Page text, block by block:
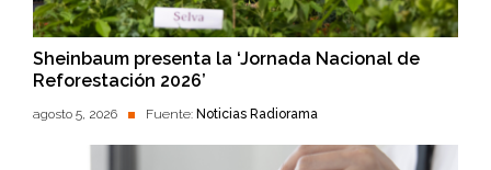
Sheinbaum presenta la ‘Jornada Nacional de
Reforestación 2026’
agosto 5, 2026 Fuente: Noticias Radiorama